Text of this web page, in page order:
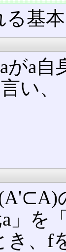
基
がa
い、
を
き、f